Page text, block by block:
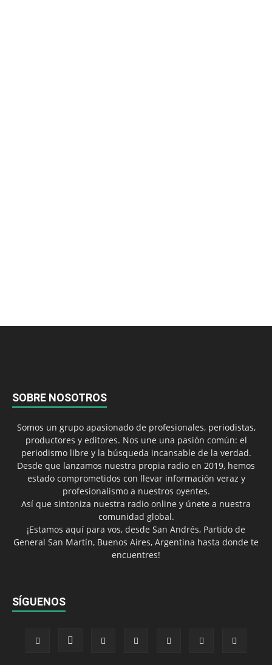
SOBRE NOSOTROS
Somos un grupo apasionado de profesionales, periodistas,
productores y editores. Nos une una pasión común: el
periodismo libre y la búsqueda incansable de la verdad.
Desde que lanzamos nuestra propia radio en 2019, hemos
estado comprometidos con llevar información veraz y
profesionalismo a nuestros oyentes.
Así que sintoniza nuestra radio online y únete a nuestra
comunidad global.
¡Estamos aquí para vos, desde San Andrés, Partido de
General San Martín, Buenos Aires, Argentina hasta donde te
encuentres!
SÍGUENOS